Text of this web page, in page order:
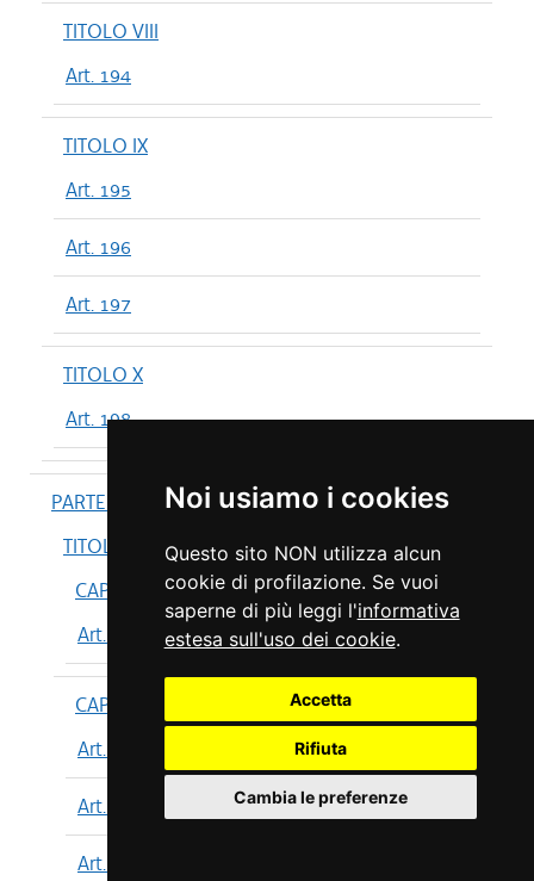
Noi usiamo i cookies
Questo sito NON utilizza alcun
cookie di profilazione. Se vuoi
saperne di più leggi l'informativa
estesa sull'uso dei cookie.
Accetta
Rifiuta
Cambia le preferenze
TITOLO VIII
Art. 194
TITOLO IX
Art. 195
Art. 196
Art. 197
TITOLO X
Art. 198
PARTE IV
TITOLO I
CAPO I
Art. 199
CAPO II
Art. 200
Art. 201
Art. 202